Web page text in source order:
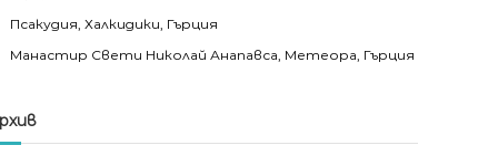
Псакудия, Халкидики, Гърция
Манастир Свети Николай Анапавса, Метеора, Гърция